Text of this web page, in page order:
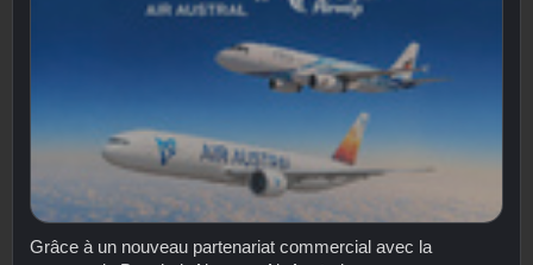
Grâce à un nouveau partenariat commercial avec la